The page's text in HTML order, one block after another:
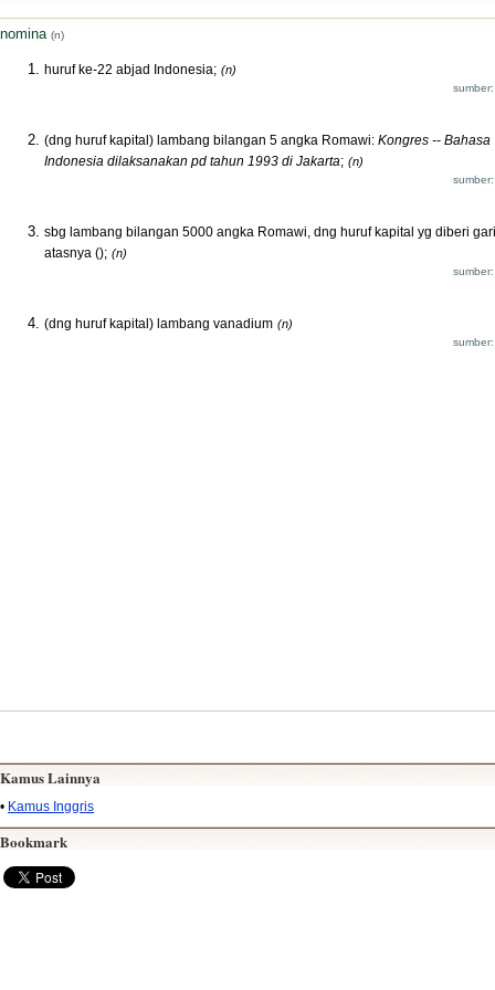
nomina (n)
huruf ke-22 abjad Indonesia; (n)
(dng huruf kapital) lambang bilangan 5 angka Romawi: Kongres -- Bahasa
Indonesia dilaksanakan pd tahun 1993 di Jakarta; (n)
sbg lambang bilangan 5000 angka Romawi, dng huruf kapital yg diberi
atasnya (); (n)
(dng huruf kapital) lambang vanadium (n)
Kamus Lainnya
• Kamus Inggris
Bookmark